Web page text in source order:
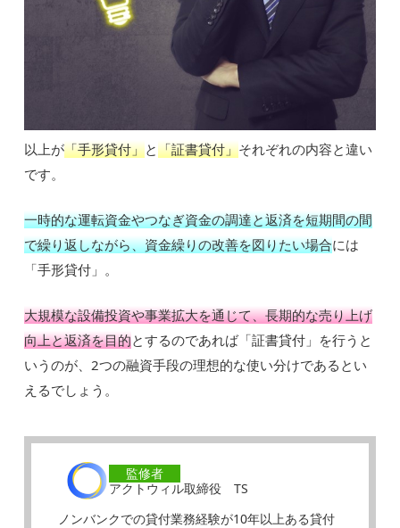
以上が「手形貸付」と「証書貸付」それぞれの内容と違い
です。
一時的な運転資金やつなぎ資金の調達と返済を短期間の間
で繰り返しながら、資金繰りの改善を図りたい場合には
「手形貸付」。
大規模な設備投資や事業拡大を通じて、長期的な売り上げ
向上と返済を目的とするのであれば「証書貸付」を行うと
いうのが、2つの融資手段の理想的な使い分けであるとい
えるでしょう。
監修者
アクトウィル取締役 TS
ノンバンクでの貸付業務経験が10年以上ある貸付